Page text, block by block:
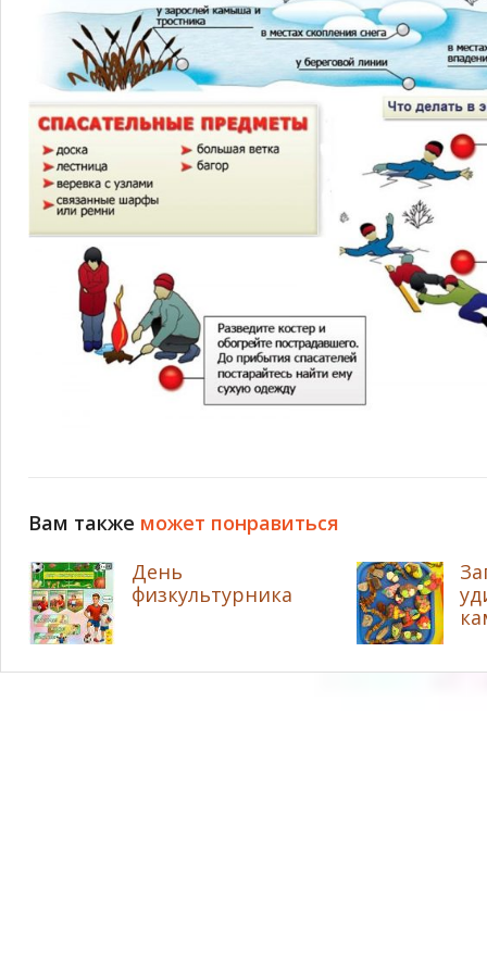
Вам также может понравиться
День
физкультурника